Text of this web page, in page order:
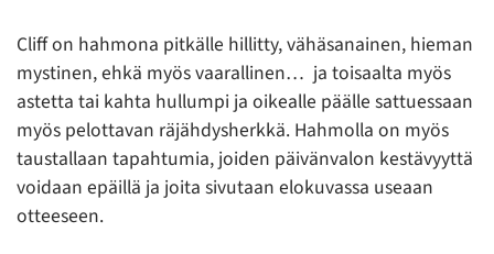
Cliff on hahmona pitkälle hillitty, vähäsanainen, hieman
mystinen, ehkä myös vaarallinen… ja toisaalta myös
astetta tai kahta hullumpi ja oikealle päälle sattuessaan
myös pelottavan räjähdysherkkä. Hahmolla on myös
taustallaan tapahtumia, joiden päivänvalon kestävyyttä
voidaan epäillä ja joita sivutaan elokuvassa useaan
otteeseen.